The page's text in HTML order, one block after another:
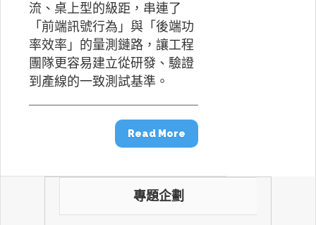
流、桌上型的級距，串連了
「前端訊號行為」與「後端功
率效率」的量測鏈路，讓工程
團隊更容易建立從研發、驗證
到產線的一致測試基準。
Read More
專題企劃